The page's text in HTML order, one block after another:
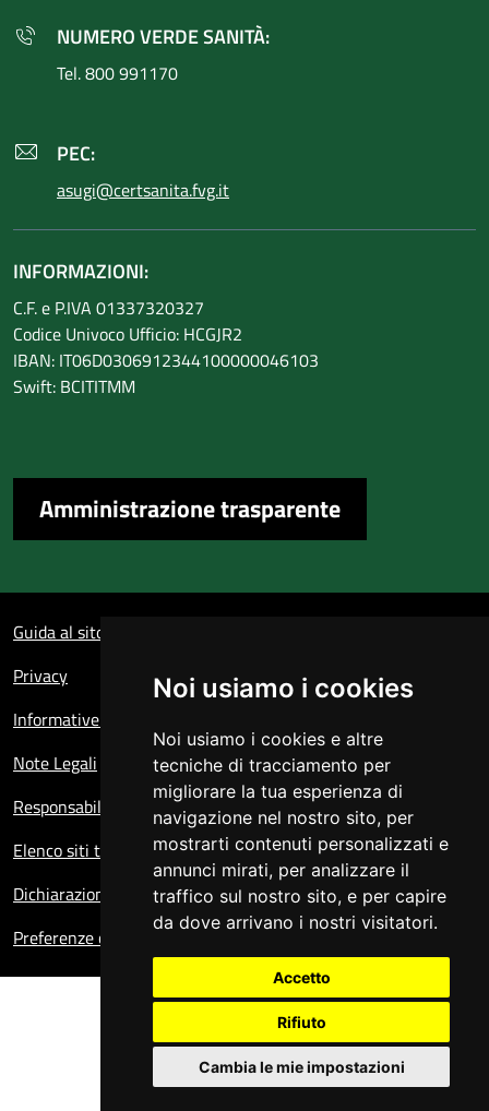
Noi usiamo i cookies
Noi usiamo i cookies e altre
tecniche di tracciamento per
migliorare la tua esperienza di
navigazione nel nostro sito, per
mostrarti contenuti personalizzati e
annunci mirati, per analizzare il
traffico sul nostro sito, e per capire
da dove arrivano i nostri visitatori.
Accetto
Rifiuto
Cambia le mie impostazioni
NUMERO VERDE SANITÀ:
Tel. 800 991170
PEC:
asugi@certsanita.fvg.it
INFORMAZIONI:
C.F. e P.IVA 01337320327
Codice Univoco Ufficio: HCGJR2
IBAN: IT06D0306912344100000046103
Swift: BCITITMM
Amministrazione trasparente
Guida al sito
Privacy
Informative sul trattamento dei dati personali
Note Legali
Responsabile del sito
Elenco siti tematici
Dichiarazione di accessibilità
Preferenze cookie